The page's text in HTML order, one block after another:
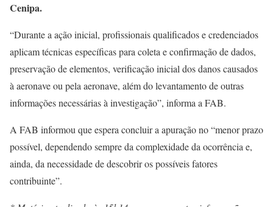
Cenipa.
“Durante a ação inicial, profissionais qualificados e credenciados
aplicam técnicas específicas para coleta e confirmação de dados,
preservação de elementos, verificação inicial dos danos causados
à aeronave ou pela aeronave, além do levantamento de outras
informações necessárias à investigação”, informa a FAB.
A FAB informou que espera concluir a apuração no “menor prazo
possível, dependendo sempre da complexidade da ocorrência e,
ainda, da necessidade de descobrir os possíveis fatores
contribuinte”.